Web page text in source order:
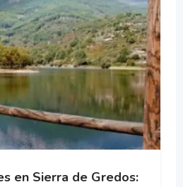
en Sierra de Gredos: